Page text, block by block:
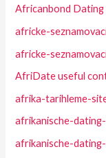
Africanbond
africke-
africke-
AfriDate useful
afrika-tarihleme-
afrikanische-
afrikanische-